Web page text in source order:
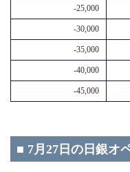
-25,000
-30,000
-35,000
-40,000
-45,000
■ 7月27日の日銀オ